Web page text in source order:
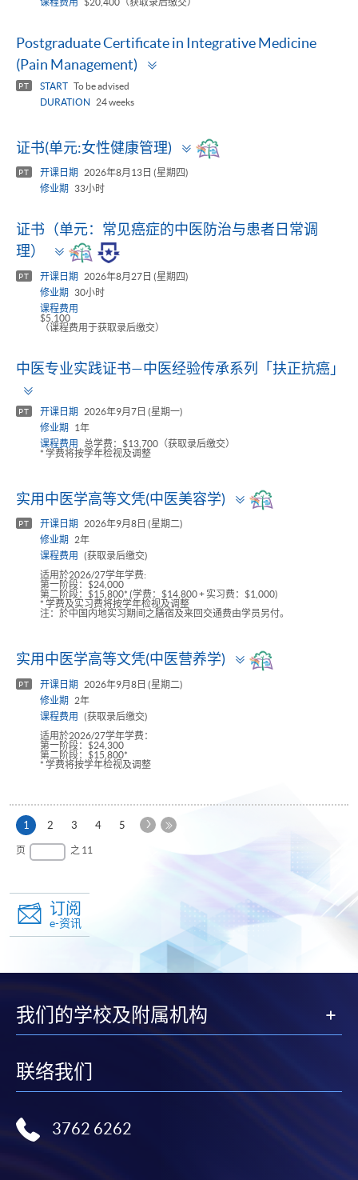
Postgraduate Certificate in Integrative Medicine
(Pain Management)
PT START To be advised
DURATION
24 weeks
证书(单元:女性健康管理)
Toggle
panel
PT 开课日期
2026年8月13日 (星期四)
修业期
33小时
证书（单元：常见癌症的中医防治与患者日常调
理）
Toggle
panel
PT 开课日期
2026年8月27日 (星期四)
修业期
30小时
课程费用
$5,100
（课程费用于获取录后缴交）
中医专业实践证书—中医经验传承系列「扶正抗癌」
PT 开课日期
2026年9月7日 (星期一)
修业期
1年
课程费用
总学费：$13,700（获取录后缴交）
* 学费将按学年检视及调整
实用中医学高等文凭(中医美容学)
Toggle
panel
PT 开课日期
2026年9月8日 (星期二)
修业期
2年
课程费用
(获取录后缴交)
适用於2026/27学年学费:
第一阶段：$24,000
第二阶段：$15,800* (学费：$14,800 + 实习费：$1,000)
* 学费及实习费将按学年检视及调整
注：於中国内地实习期间之膳宿及来回交通费由学员另付。
实用中医学高等文凭(中医营养学)
Toggle
panel
PT 开课日期
2026年9月8日 (星期二)
修业期
2年
课程费用
(获取录后缴交)
适用於2026/27学年学费：
第一阶段：$24,300
第二阶段：$15,800*
* 学费将按学年检视及调整
1 本
页
2 3 4 5
下
页 之 11
订阅
e-资讯
我们的学校及附属机构
联络我们
3762 6262